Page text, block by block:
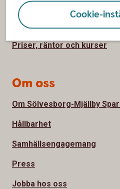
Cookie-
Spärrhjälp
Bli kund
Priser, räntor och kurser
Om oss
Om Sölvesborg-Mjällby
Hållbarhet
Samhällsengagemang
Press
Jobba hos oss